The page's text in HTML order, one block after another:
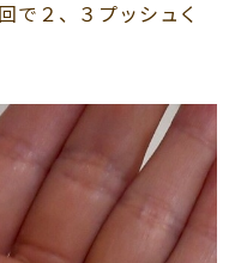
で２、３プッシュく